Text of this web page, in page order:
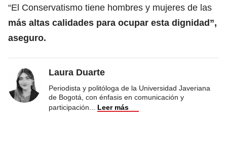
“El Conservatismo tiene hombres y mujeres de las
más altas calidades para ocupar esta dignidad”,
aseguro.
Laura Duarte
Periodista y politóloga de la Universidad Javeriana
de Bogotá, con énfasis en comunicación y
participación
Leer más